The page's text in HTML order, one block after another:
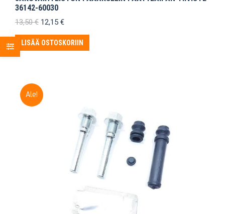
36142-60030
13,50€ Alkuperäinen
oli:
13,50 €.
12,15 €Nykyinen
on:
12,15 €.
LISÄÄ OSTOSKORIIN
Ale!